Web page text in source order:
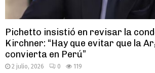
Pichetto insistió en revisar la
Kirchner: “Hay que evitar que la
convierta en Perú”
2 julio, 2026 0 119